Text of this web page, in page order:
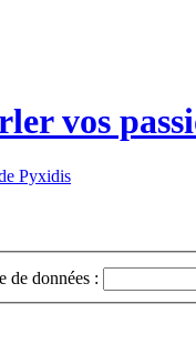
vos
de données :